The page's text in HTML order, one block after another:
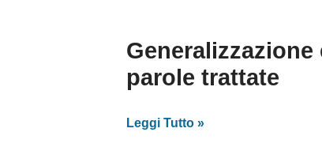
parole trattate
Leggi Tutto »